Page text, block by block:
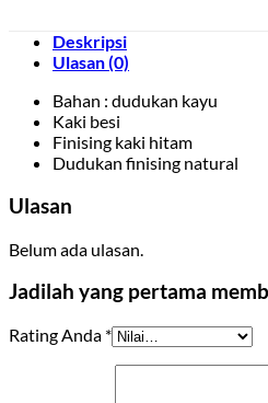
Deskripsi
Ulasan (0)
Bahan : dudukan kayu
Kaki besi
Finising kaki hitam
Dudukan finising natural
Ulasan
Belum ada ulasan.
Jadilah yang pertama
Rating Anda *